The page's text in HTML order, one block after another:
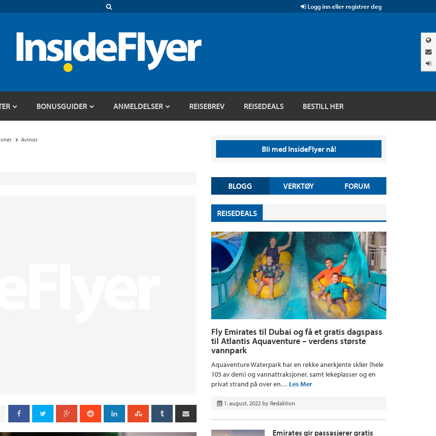
Logg inn eller registrer deg
BONUSGUIDER ANMELDELSER REISEBREV REISEDEALS BESTILL HER
Avinor
Bli med InsideFlyer nå!
BLOGG VERKTØY FORUM
REISEDEALS
Fly Emirates til Dubai og få et gratis dagspass
til Atlantis Aquaventure – verdens største
vannpark
Aquaventure Waterpark har en rekke anerkjente sklier (hele
105 av dem) og vannattraksjoner, samt lekeplasser og en
privat strand på over en… Les Mer
1. august, 2022 by Redaktion
Emirates gir passasjerer gratis